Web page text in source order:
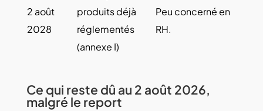
2 août
2028
produits déjà
réglementés
(annexe I)
Peu concerné en
RH.
Ce qui reste dû au 2 août 2026,
malgré le report